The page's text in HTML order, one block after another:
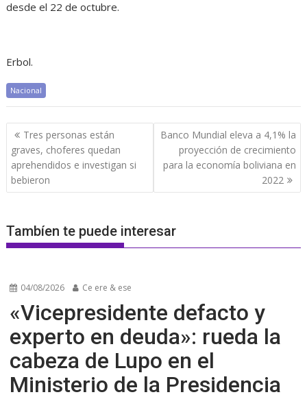
desde el 22 de octubre.
Erbol.
Nacional
Navegación
de
entradas
Tres personas están
graves, choferes quedan
aprehendidos e investigan si
bebieron
Banco Mundial eleva a 4,1% la
proyección de crecimiento
para la economía boliviana en
2022
Tambíen te puede interesar
04/08/2026 Ce ere & ese
«Vicepresidente defacto y
experto en deuda»: rueda la
cabeza de Lupo en el
Ministerio de la Presidencia